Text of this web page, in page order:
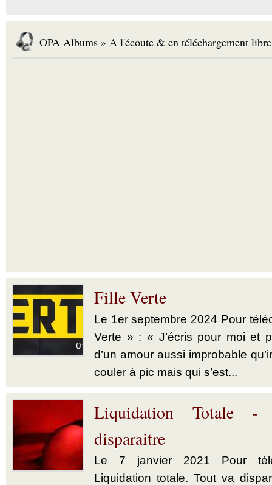
OPA Albums » A l'écoute & en téléchargement
Fille Verte
Le 1er septembre 2024 Pour
Verte » : « J’écris pour moi et
d’un amour aussi improbable
couler à pic mais qui s’est...
Liquidation Totale
disparaitre
Le 7 janvier 2021 Pour
Liquidation totale. Tout va